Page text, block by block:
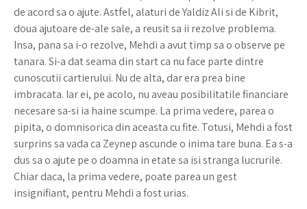
de acord sa o ajute. Astfel, alaturi de Yaldiz Ali si de Kibrit,
doua ajutoare de-ale sale, a reusit sa ii rezolve problema.
Insa, pana sa i-o rezolve, Mehdi a avut timp sa o observe pe
tanara. Si-a dat seama din start ca nu face parte dintre
cunoscutii cartierului. Nu de alta, dar era prea bine
imbracata. Iar ei, pe acolo, nu aveau posibilitatile financiare
necesare sa-si ia haine scumpe. La prima vedere, parea o
pipita, o domnisorica din aceasta cu fite. Totusi, Mehdi a fost
surprins sa vada ca Zeynep ascunde o inima tare buna. Ea s-a
dus sa o ajute pe o doamna in etate sa isi stranga lucrurile.
Chiar daca, la prima vedere, poate parea un gest
insignifiant, pentru Mehdi a fost urias.